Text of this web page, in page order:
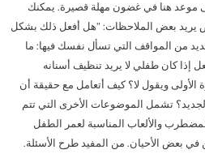
في غضون مهلة قصيرة. يمكنك
الملاحظات: "هل أفعل ذلك بشكل
المواقف التي تسأل نفسك فيها: ما
طفلي لا يريد تنظيف أسنانه
ويقول لا؟ كيف أتعامل مع حقيقة أن
تشمل الموضوعات الأخرى التي تتم
والألعاب المناسبة لعمر الطفل
من المفيد طرح الأسئلة.